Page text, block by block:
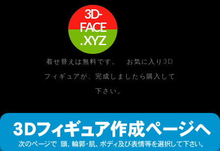
3D-
FACE
. XYZ
着せ替えは無料です。 お気に入り3D
フィギュアが、完成しましたら購入して
下さい。